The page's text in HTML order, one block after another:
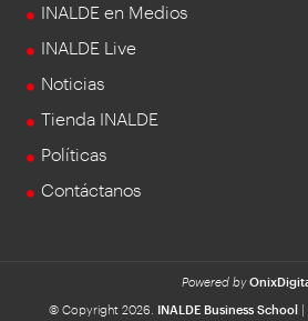
INALDE en Medios
INALDE Live
Noticias
Tienda INALDE
Políticas
Contáctanos
Powered by
© Copyright 2026.
INALDE Business School